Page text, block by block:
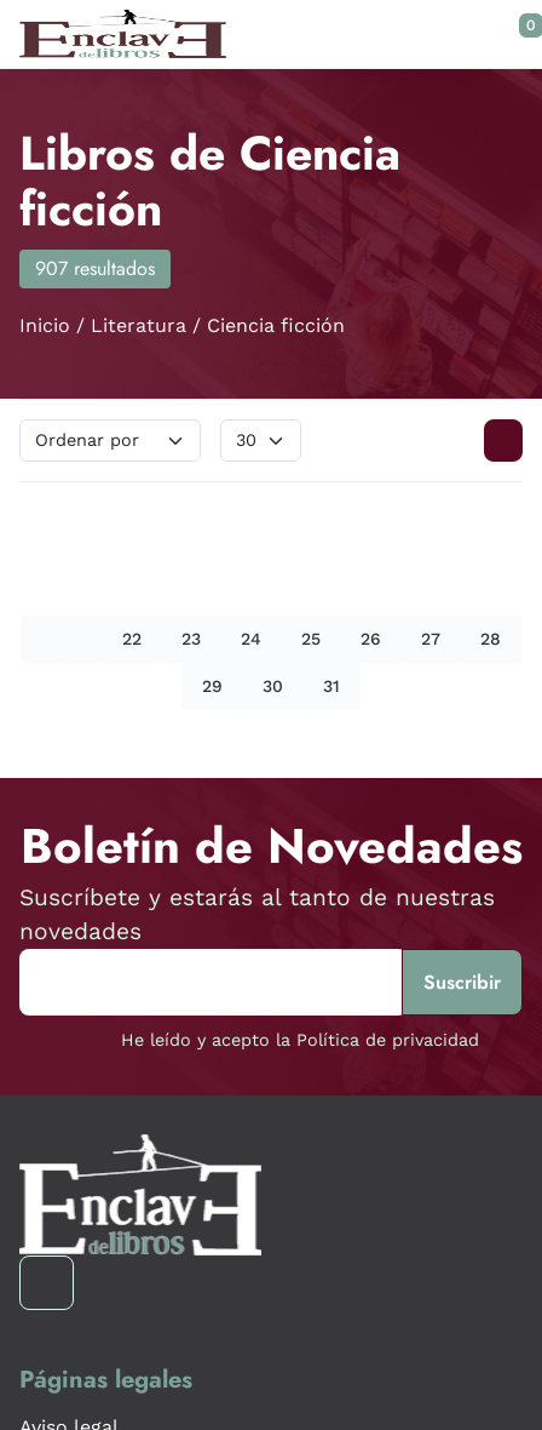
Saltar al contenido principal
0
Libros de Ciencia
ficción
907 resultados
Inicio Literatura Ciencia ficción
22 23 24 25 26 27 28
29 30 31
Boletín de Novedades
Suscríbete y estarás al tanto de nuestras
novedades
He leído y acepto la Política de privacidad
Páginas legales